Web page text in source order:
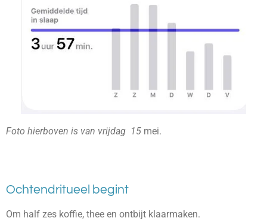
Foto hierboven is van vrijdag 15 mei.
Ochtendritueel begint
Om half zes koffie, thee en ontbijt klaarmaken.